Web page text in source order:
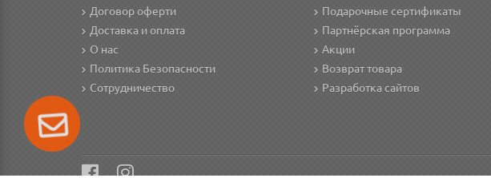
Договор оферти
Доставка и оплата
О нас
Политика Безопасности
Сотрудничество
Подарочные сертификаты
Партнёрская программа
Акции
Возврат товара
Разработка сайтов